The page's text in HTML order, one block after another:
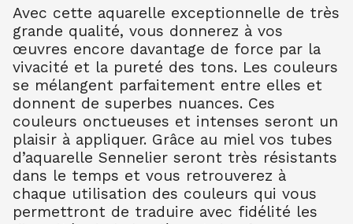
AQUARELLE EXTRA FINE TUBE 10 ML
TURQU PHTALO 341
8.80€ TTC 8.80 € TTC
AQUARELLE EXTRA FINE TUBE 10 ML
BLEU INDENTHR 395
10.00 € TTC
AQUARELLE EXTRA FINE TUBE 10 ML
TER OMB BR 202
7.90€ TTC 7.89€ TTC
AQUARELLE EXTRA FINE TUBE 10 ML
TER OMB NAT 205
7.90 € TTC 7.89€ TTC
Avec cette aquarelle exceptionnelle de très
grande qualité, vous donnerez à vos
œuvres encore davantage de force par la
vivacité et la pureté des tons. Les couleurs
se mélangent parfaitement entre elles et
donnent de superbes nuances. Ces
couleurs onctueuses et intenses seront un
plaisir à appliquer. Grâce au miel vos tubes
d’aquarelle Sennelier seront très résistants
dans le temps et vous retrouverez à
chaque utilisation des couleurs qui vous
permettront de traduire avec fidélité les